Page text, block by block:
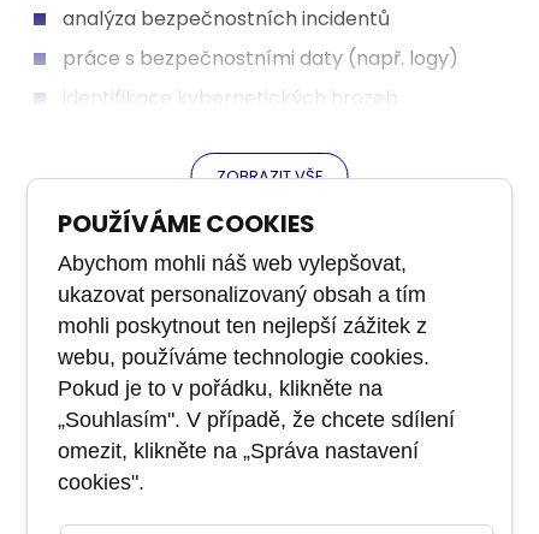
Cyber Threat Intelligence
práce s informacemi o kybernetických
hrozbách
sdílení informací o hrozbách
Tyto oblasti odpovídají odborným způsobilostem
definovaným v kvalifikačním standardu profesní
kvalifikace Analytik kybernetické bezpečnosti.
analýza bezpečnostních incidentů
práce s bezpečnostními daty (např. logy)
identifikace kybernetických hrozeb
2. Ústní ověření
vysvětlení postupů a rozhodnutí
doplňující otázky k praktickým úlohám
ověření pochopení souvislostí
Komise ověřuje schopnost uchazeče
interpretovat výsledky analýzy, identifikovat
typ útoku a navrhnout další postup.
ZOBRAZIT VŠE
POUŽÍVÁME COOKIES
Abychom mohli náš web vylepšovat,
ukazovat personalizovaný obsah a tím
mohli poskytnout ten nejlepší zážitek z
webu, používáme technologie cookies.
Pokud je to v pořádku, klikněte na
„Souhlasím". V případě, že chcete sdílení
omezit, klikněte na „Správa nastavení
cookies".